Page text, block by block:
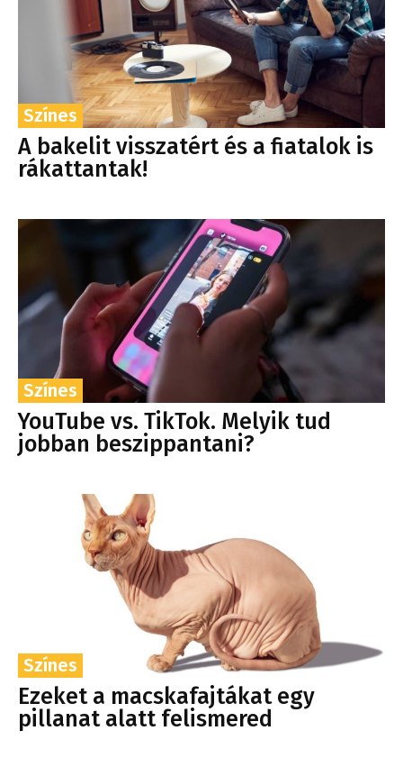
Színes
A bakelit visszatért és a fiatalok is
rákattantak!
Színes
YouTube vs. TikTok. Melyik tud
jobban beszippantani?
Színes
Ezeket a macskafajtákat egy
pillanat alatt felismered